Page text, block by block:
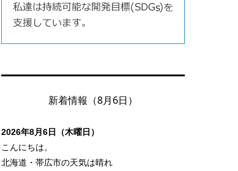
新着情報（8月6日）
2026年8月6日（木曜日）
こんにちは。
北海道・帯広市の天気は晴れ